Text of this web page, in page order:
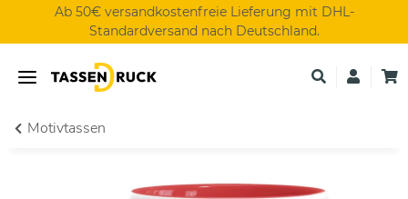
Ab 50€ versandkostenfreie Lieferung mit DHL-
Standardversand nach Deutschland.
Motivtassen